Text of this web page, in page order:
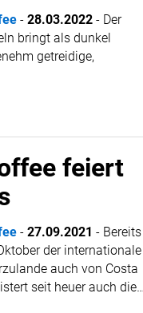
- 28.03.2022 - Der
bringt als dunkel
getreidige,
feiert
- 27.09.2021 - Bereits
der internationale
auch von Costa
seit heuer auch die